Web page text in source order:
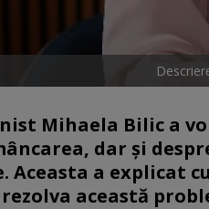
Mihaela Bilic a
dar și
Aceasta a explicat
această